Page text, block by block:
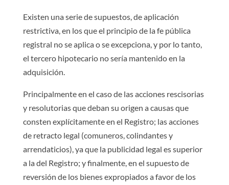
Existen una serie de supuestos, de aplicación
restrictiva, en los que el principio de la fe pública
registral no se aplica o se excepciona, y por lo tanto,
el tercero hipotecario no sería mantenido en la
adquisición.
Principalmente en el caso de las acciones rescisorias
y resolutorias que deban su origen a causas que
consten explícitamente en el Registro; las acciones
de retracto legal (comuneros, colindantes y
arrendaticios), ya que la publicidad legal es superior
a la del Registro; y finalmente, en el supuesto de
reversión de los bienes expropiados a favor de los